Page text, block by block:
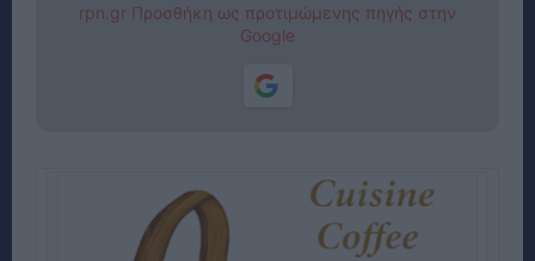
rpn.gr Προσθήκη ως προτιμώμενης πηγής στην
Google